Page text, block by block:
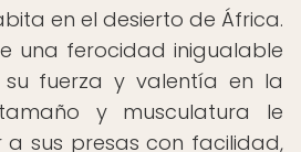
en el desierto de África.
una ferocidad inigualable
fuerza y valentía en la
y musculatura le
sus presas con facilidad,